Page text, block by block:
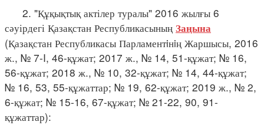
2. "Құқықтық актілер туралы" 2016 жылғы 6
сәуірдегі Қазақстан Республикасының Заңына
(Қазақстан Республикасы Парламентiнiң Жаршысы, 2016
ж., № 7-I, 46-құжат; 2017 ж., № 14, 51-құжат; № 16,
56-құжат; 2018 ж., № 10, 32-құжат; № 14, 44-құжат;
№ 16, 53, 55-құжаттар; № 19, 62-құжат; 2019 ж., № 2,
6-құжат; № 15-16, 67-құжат; № 21-22, 90, 91-
құжаттар):